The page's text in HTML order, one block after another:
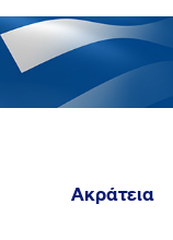
Ακράτεια